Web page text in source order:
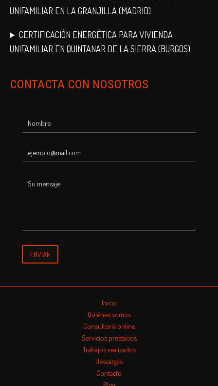
UNIFAMILIAR EN LA GRANJILLA (MADRID)
CERTIFICACIÓN ENERGÉTICA PARA VIVIENDA
UNIFAMILIAR EN QUINTANAR DE LA SIERRA (BURGOS)
CONTACTA CON NOSOTROS
ENVIAR
Inicio
Quiénes somos
Consultoría online
Servicios prestados
Trabajos realizados
Descargas
Contacto